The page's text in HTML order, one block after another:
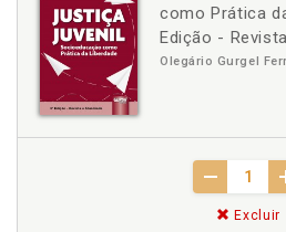
como Prática
Edição -
Olegário Gurgel
Excluir